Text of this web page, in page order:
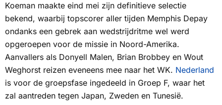
Koeman maakte eind mei zijn definitieve selectie
bekend, waarbij topscorer aller tijden Memphis Depay
ondanks een gebrek aan wedstrijdritme wel werd
opgeroepen voor de missie in Noord-Amerika.
Aanvallers als Donyell Malen, Brian Brobbey en Wout
Weghorst reizen eveneens mee naar het WK. Nederland
is voor de groepsfase ingedeeld in Groep F, waar het
zal aantreden tegen Japan, Zweden en Tunesië.